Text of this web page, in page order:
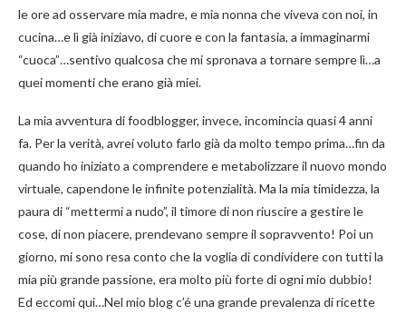
le ore ad osservare mia madre, e mia nonna che viveva con noi, in
cucina…e lì già iniziavo, di cuore e con la fantasia, a immaginarmi
“cuoca”…sentivo qualcosa che mi spronava a tornare sempre lì…a
quei momenti che erano già miei.
La mia avventura di foodblogger, invece, incomincia quasi 4 anni
fa. Per la verità, avrei voluto farlo già da molto tempo prima…fin da
quando ho iniziato a comprendere e metabolizzare il nuovo mondo
virtuale, capendone le infinite potenzialità. Ma la mia timidezza, la
paura di “mettermi a nudo”, il timore di non riuscire a gestire le
cose, di non piacere, prendevano sempre il sopravvento! Poi un
giorno, mi sono resa conto che la voglia di condividere con tutti la
mia più grande passione, era molto più forte di ogni mio dubbio!
Ed eccomi qui…Nel mio blog c’é una grande prevalenza di ricette